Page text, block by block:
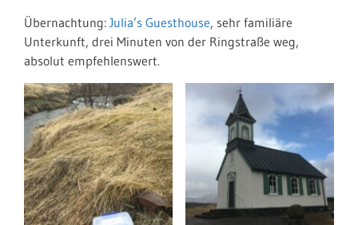
Übernachtung: Julia’s Guesthouse, sehr familiäre
Unterkunft, drei Minuten von der Ringstraße weg,
absolut empfehlenswert.